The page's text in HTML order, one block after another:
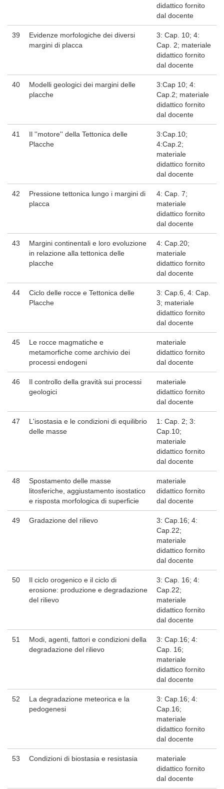
didattico fornito
dal docente
39
Evidenze morfologiche dei diversi
margini di placca
3: Cap. 10; 4:
Cap. 2; materiale
didattico fornito
dal docente
40
Modelli geologici dei margini delle
placche
3:Cap 10; 4:
Cap.2; materiale
didattico fornito
dal docente
41
Il ''motore'' della Tettonica delle
Placche
3:Cap.10;
4:Cap.2;
materiale
didattico fornito
dal docente
42
Pressione tettonica lungo i margini di
placca
4: Cap. 7;
materiale
didattico fornito
dal docente
43
Margini continentali e loro evoluzione
in relazione alla tettonica delle
placche
4: Cap.20;
materiale
didattico fornito
dal docente
44
Ciclo delle rocce e Tettonica delle
Placche
3: Cap.6, 4: Cap.
3; materiale
didattico fornito
dal docente
45
Le rocce magmatiche e
metamorfiche come archivio dei
processi endogeni
materiale
didattico fornito
dal docente
46
Il controllo della gravità sui processi
geologici
materiale
didattico fornito
dal docente
47
L'isostasia e le condizioni di equilibrio
delle masse
1: Cap. 2; 3:
Cap.10;
materiale
didattico fornito
dal docente
48
Spostamento delle masse
litosferiche, aggiustamento isostatico
e risposta morfologica di superficie
materiale
didattico fornito
dal docente
49 Gradazione del rilievo
3: Cap.16; 4:
Cap.22;
materiale
didattico fornito
dal docente
50
Il ciclo orogenico e il ciclo di
erosione: produzione e degradazione
del rilievo
3: Cap. 16; 4:
Cap.22;
materiale
didattico fornito
dal docente
51
Modi, agenti, fattori e condizioni della
degradazione del rilievo
3: Cap.16; 4:
Cap. 16;
materiale
didattico fornito
dal docente
52
La degradazione meteorica e la
pedogenesi
3: Cap.16; 4:
Cap.16;
materiale
didattico fornito
dal docente
53 Condizioni di biostasia e resistasia
materiale
didattico fornito
dal docente